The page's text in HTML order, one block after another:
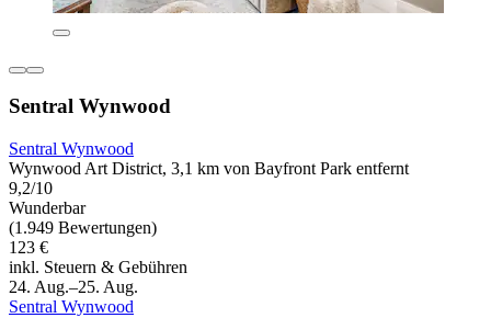
Sentral Wynwood
Sentral Wynwood
Wynwood Art District, 3,1 km von Bayfront Park entfernt
9,2/10
Wunderbar
(1.949 Bewertungen)
123 €
inkl. Steuern & Gebühren
24. Aug.–25. Aug.
Sentral Wynwood